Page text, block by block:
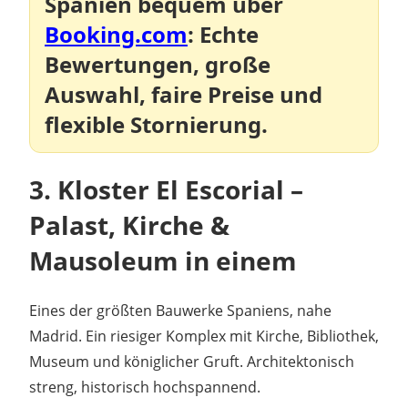
Booking.com: Echte
Bewertungen, große
Auswahl, faire Preise und
flexible Stornierung.
3. Kloster El Escorial –
Palast, Kirche &
Mausoleum in einem
Eines der größten Bauwerke Spaniens, nahe
Madrid. Ein riesiger Komplex mit Kirche, Bibliothek,
Museum und königlicher Gruft. Architektonisch
streng, historisch hochspannend.